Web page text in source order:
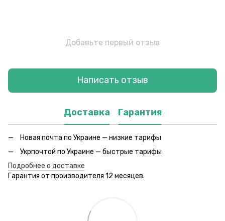
Добавьте первый отзыв
Написать отзыв
Доставка Гарантия
Новая почта по Украине — низкие тарифы
Укрпочтой по Украине — быстрые тарифы
Подробнее о доставке
Гарантия от производителя 12 месяцев.